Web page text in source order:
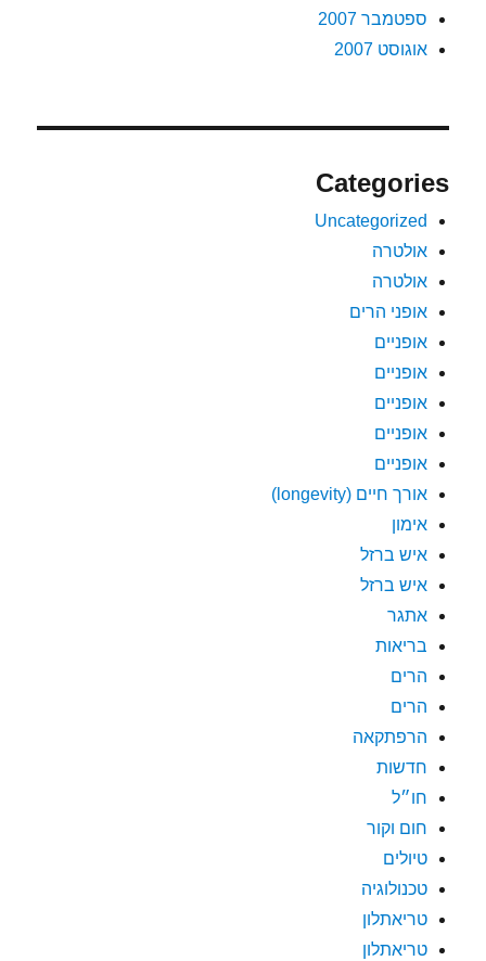
ספטמבר 2007
אוגוסט 2007
Categories
Uncategorized
אולטרה
אולטרה
אופני הרים
אופניים
אופניים
אופניים
אופניים
אופניים
אורך חיים (longevity)
אימון
איש ברזל
איש ברזל
אתגר
בריאות
הרים
הרים
הרפתקאה
חדשות
חו״ל
חום וקור
טיולים
טכנולוגיה
טריאתלון
טריאתלון